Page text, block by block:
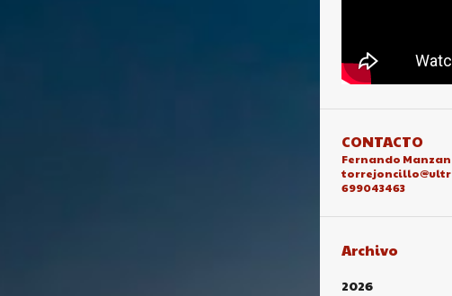
CONTACTO
Fernando
699043463
Archivo
2026